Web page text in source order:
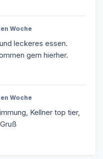
Woche
leckeres essen.
gern hierher.
Woche
Kellner top tier,